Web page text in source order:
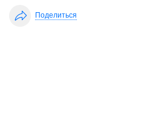
Поделиться